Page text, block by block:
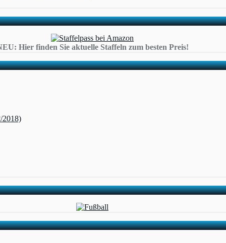
Hier finden Sie aktuelle Staffeln zum besten Preis!
2018)